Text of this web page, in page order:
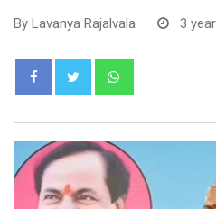
By Lavanya Rajalvala 3